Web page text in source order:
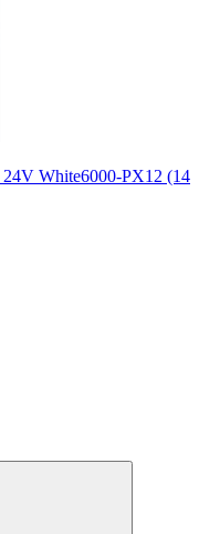
White6000-PX12 (14